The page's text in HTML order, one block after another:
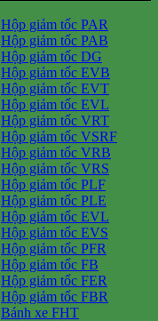
Hộp giảm tốc PAR
Hộp giảm tốc PAB
Hộp giảm tốc DG
Hộp giảm tốc EVB
Hộp giảm tốc EVT
Hộp giảm tốc EVL
Hộp giảm tốc VRT
Hộp giảm tốc VSRF
Hộp giảm tốc VRB
Hộp giảm tốc VRS
Hộp giảm tốc PLF
Hộp giảm tốc PLE
Hộp giảm tốc EVL
Hộp giảm tốc EVS
Hộp giảm tốc PFR
Hộp giảm tốc FB
Hộp giảm tốc FER
Hộp giảm tốc FBR
Bánh xe FHT